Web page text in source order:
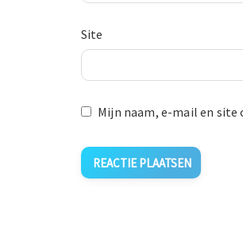
Site
Mijn naam, e-mail en site